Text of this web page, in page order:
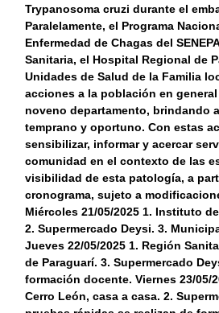
Trypanosoma cruzi durante el
Paralelamente, el Programa
Enfermedad de Chagas del
Sanitaria, el Hospital Regional de
Unidades de Salud de la Familia
acciones a la población en
noveno departamento, brindando
temprano y oportuno. Con estas
sensibilizar, informar y acercar
comunidad en el contexto de las
visibilidad de esta patología, a
cronograma, sujeto a
Miércoles 21/05/2025 1. Instituto
2. Supermercado Deysi. 3.
Jueves 22/05/2025 1. Región
de Paraguarí. 3. Supermercado
formación docente. Viernes 23/05/
Cerro León, casa a casa. 2.